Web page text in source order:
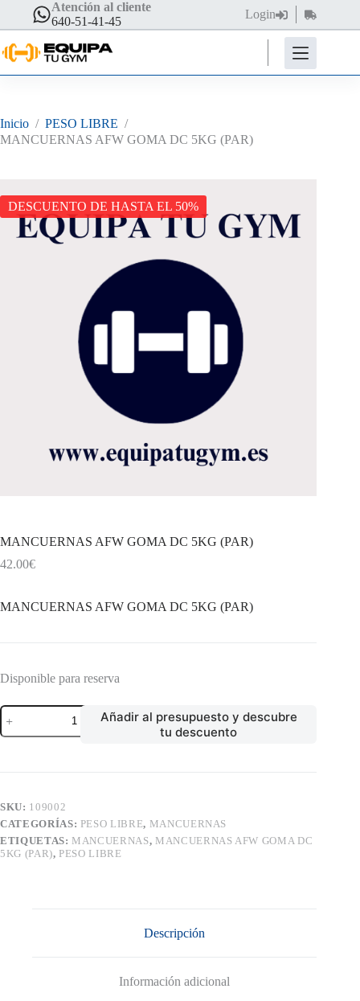
contenido
Atención al cliente
640-51-41-45
Login
Carro
de
compra
Inicio / PESO LIBRE /
MANCUERNAS AFW GOMA DC 5KG (PAR)
DESCUENTO DE HASTA EL 50%
MANCUERNAS AFW GOMA DC 5KG (PAR)
42.00€
MANCUERNAS AFW GOMA DC 5KG (PAR)
Disponible para reserva
MANCUERNAS
AFW
GOMA
Añadir al presupuesto y descubre
tu descuento
SKU: 109002
CATEGORÍAS: PESO LIBRE, MANCUERNAS
ETIQUETAS: MANCUERNAS, MANCUERNAS AFW GOMA DC
5KG (PAR), PESO LIBRE
Descripción
Información adicional